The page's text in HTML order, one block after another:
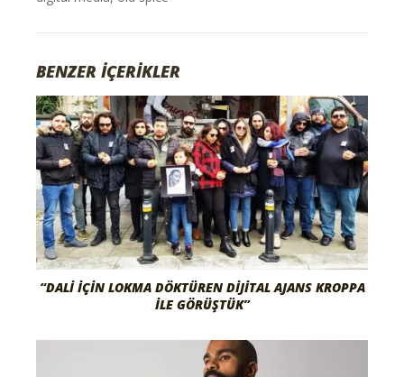
BENZER İÇERİKLER
“DALI İÇIN LOKMA DÖKTÜREN DIJITAL AJANS KROPPA
İLE GÖRÜŞTÜK”